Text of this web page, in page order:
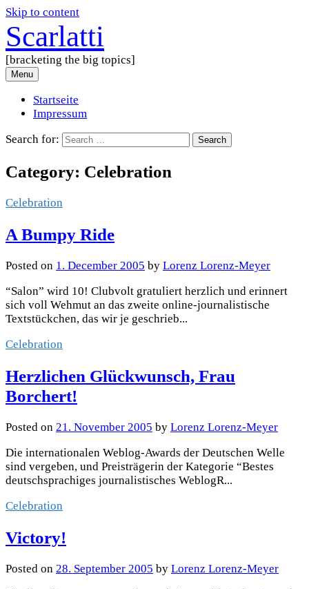
Skip to content
Scarlatti
[bracketing the big topics]
Menu
Startseite
Impressum
Search for:
Category: Celebration
Celebration
A Bumpy Ride
Posted on 1. December 2005 by Lorenz Lorenz-Meyer
“Salon” wird 10! Clubvolt gratuliert herzlich und erinnert
sich voll Wehmut an das zweite online-journalistische
Textstückchen, das wir je geschrieb...
Celebration
Herzlichen Glückwunsch, Frau
Borchert!
Posted on 21. November 2005 by Lorenz Lorenz-Meyer
Die internationalen Weblog-Awards der Deutschen Welle
sind vergeben, und Preisträgerin der Kategorie “Bestes
deutschsprachiges journalistisches WeblogR...
Celebration
Victory!
Posted on 28. September 2005 by Lorenz Lorenz-Meyer